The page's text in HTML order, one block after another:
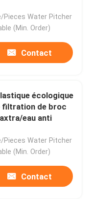
Pieces Water Pitcher
(Min. Order)
Contact
écologique
filtration de broc
eau anti
Pieces Water Pitcher
(Min. Order)
Contact